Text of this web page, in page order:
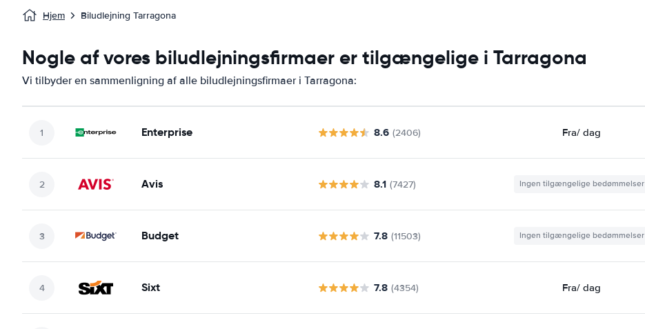
Hjem Biludlejning Tarragona
Nogle af vores biludlejningsfirmaer er tilgængelige i Tarragona
Vi tilbyder en sammenligning af alle biludlejningsfirmaer i Tarragona:
Enterprise 8.6 (2406) Fra/ dag
Avis 8.1 (7427) Ingen tilgængelige bedømmelser
Budget 7.8 (11503) Ingen tilgængelige bedømmelser
Sixt 7.8 (4354) Fra/ dag